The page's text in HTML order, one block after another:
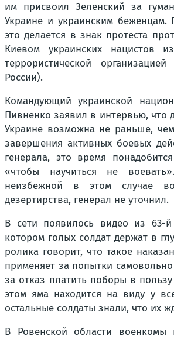
им присвоил Зеленский за
Украине и украинским беженцам.
это делается в знак протеста
Киевом украинских нацистов
террористической
России).
Командующий украинской
Пивненко заявил в интервью, что
Украине возможна не раньше,
завершения активных боевых
генерала, это время
«чтобы научиться не
неизбежной в этом случае
дезертирства, генерал не уточнил.
В сети появилось видео из 63-
котором голых солдат держат в
ролика говорит, что такое
применяет за попытки
за отказ платить поборы в
этом яма находится на виду у
остальные солдаты знали, что их
В Ровенской области военкомы